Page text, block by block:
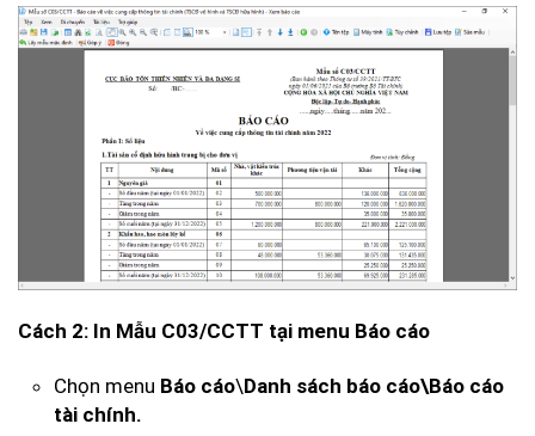
Cách 2: In Mẫu C03/CCTT tại menu Báo cáo
Chọn menu Báo cáo\Danh sách báo cáo\Báo cáo
tài chính.